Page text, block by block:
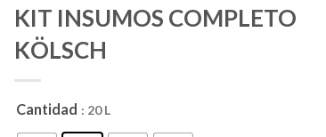
KIT INSUMOS COMPLETO
KÖLSCH
Cantidad : 20 L